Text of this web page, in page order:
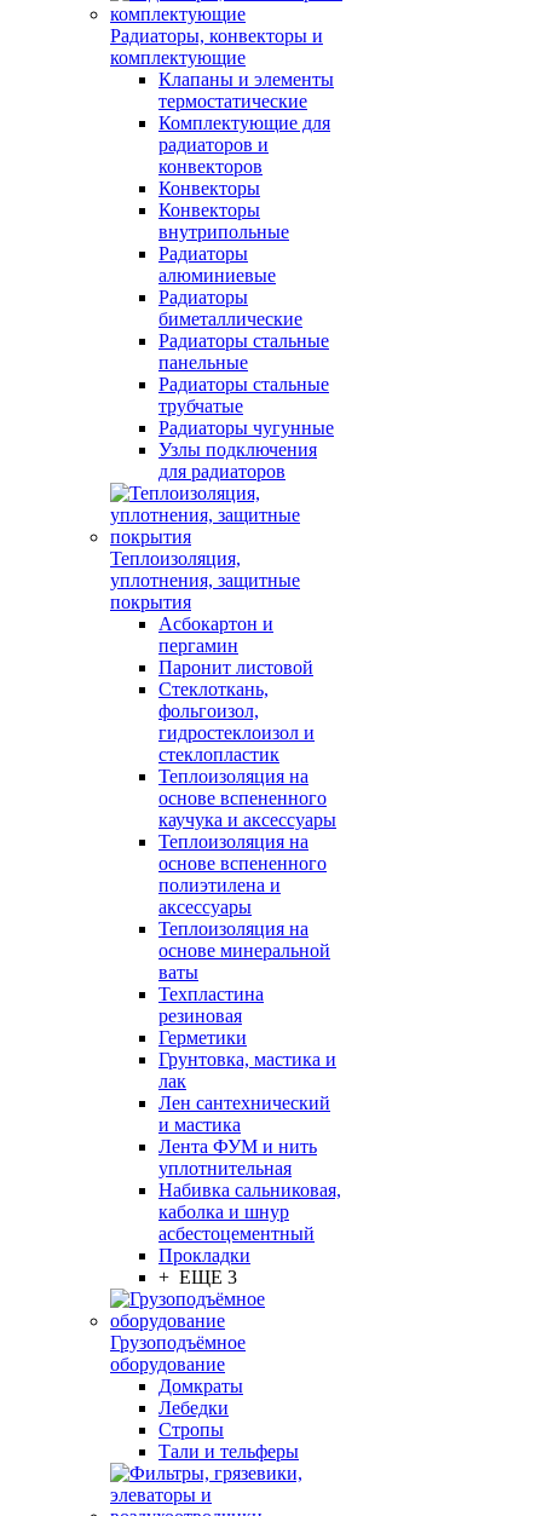
Радиаторы, конвекторы и
комплектующие
Клапаны и элементы
термостатические
Комплектующие для
радиаторов и
конвекторов
Конвекторы
Конвекторы
внутрипольные
Радиаторы
алюминиевые
Радиаторы
биметаллические
Радиаторы стальные
панельные
Радиаторы стальные
трубчатые
Радиаторы чугунные
Узлы подключения
для радиаторов
Теплоизоляция,
уплотнения, защитные
покрытия
Асбокартон и
пергамин
Паронит листовой
Стеклоткань,
фольгоизол,
гидростеклоизол и
стеклопластик
Теплоизоляция на
основе вспененного
каучука и аксессуары
Теплоизоляция на
основе вспененного
полиэтилена и
аксессуары
Теплоизоляция на
основе минеральной
ваты
Техпластина
резиновая
Герметики
Грунтовка, мастика и
лак
Лен сантехнический
и мастика
Лента ФУМ и нить
уплотнительная
Набивка сальниковая,
каболка и шнур
асбестоцементный
Прокладки
+ ЕЩЕ 3
Грузоподъёмное
оборудование
Домкраты
Лебедки
Стропы
Тали и тельферы